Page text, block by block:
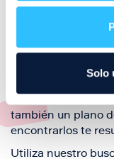
Solo
también de
tu visita.
El este directorio
también un plano
encontrarlos te
Utiliza nuestro